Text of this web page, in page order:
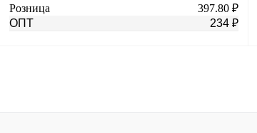
Розница
397.80 ₽
ОПТ
234 ₽
Купить в 1 клик К сравнению